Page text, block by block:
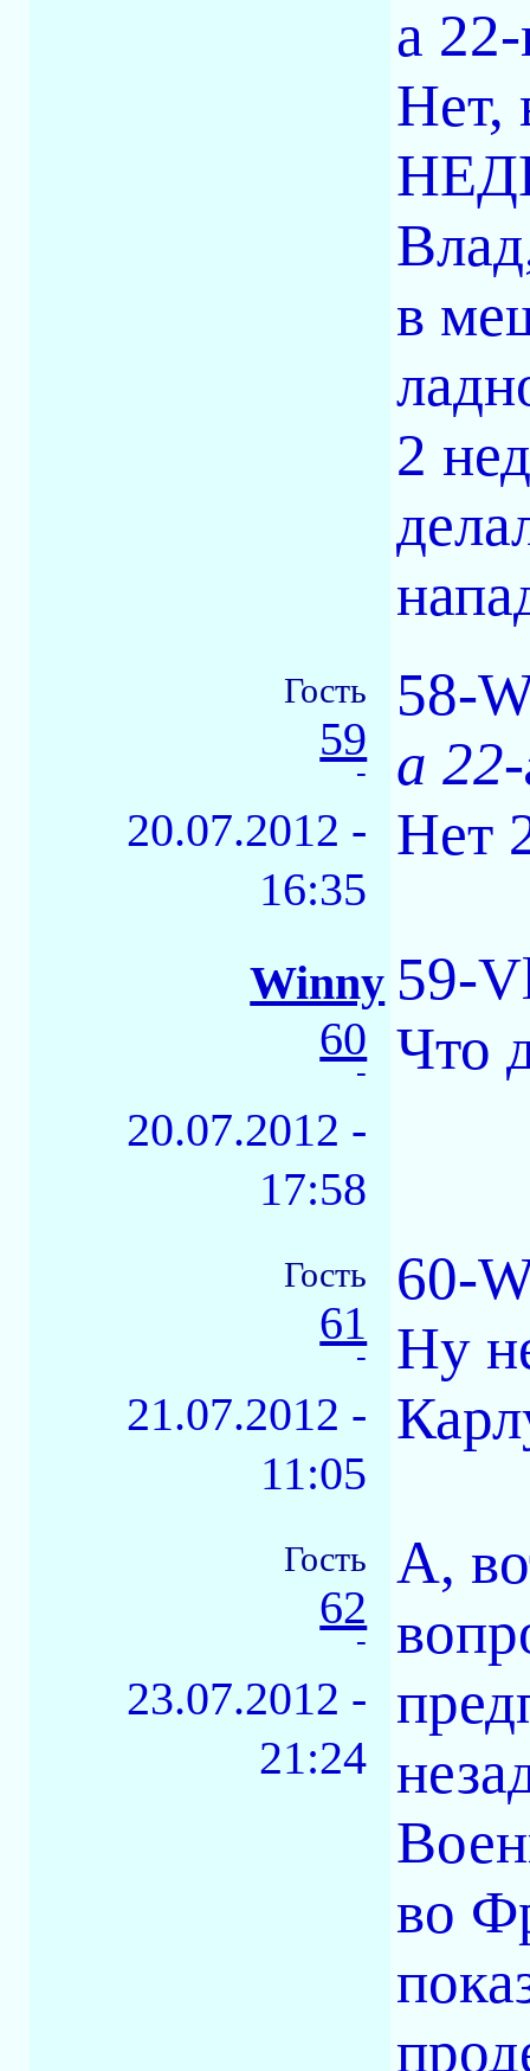
а
Нет,
в
2
Гость
59
-
20.07.2012 -
16:35
58-
а
Нет
Winny
60
-
20.07.2012 -
17:58
59-
Что
Гость
61
-
21.07.2012 -
11:05
60-
Ну
Гость
62
-
23.07.2012 -
21:24
А,
во